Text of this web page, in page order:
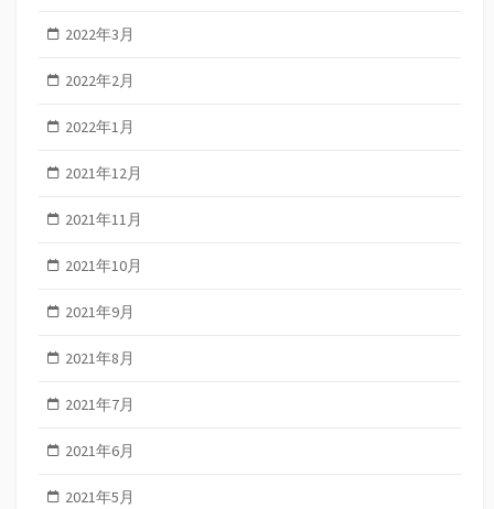
2022年3月
2022年2月
2022年1月
2021年12月
2021年11月
2021年10月
2021年9月
2021年8月
2021年7月
2021年6月
2021年5月